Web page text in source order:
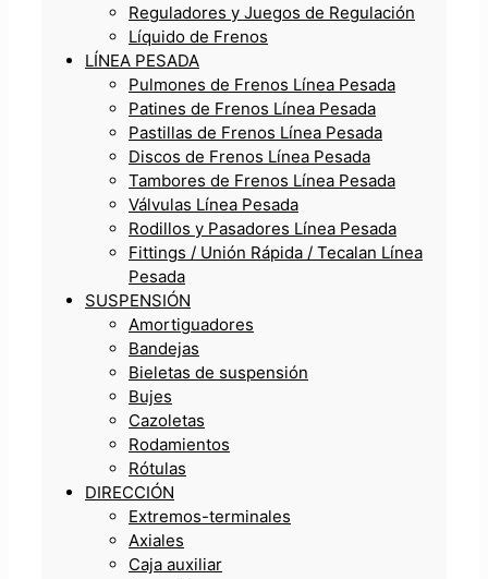
Reguladores y Juegos de Regulación
Líquido de Frenos
LÍNEA PESADA
Pulmones de Frenos Línea Pesada
Patines de Frenos Línea Pesada
Pastillas de Frenos Línea Pesada
Discos de Frenos Línea Pesada
Tambores de Frenos Línea Pesada
Válvulas Línea Pesada
Rodillos y Pasadores Línea Pesada
Fittings / Unión Rápida / Tecalan Línea
Pesada
SUSPENSIÓN
Amortiguadores
Bandejas
Bieletas de suspensión
Bujes
Cazoletas
Rodamientos
Rótulas
DIRECCIÓN
Extremos-terminales
Axiales
Caja auxiliar